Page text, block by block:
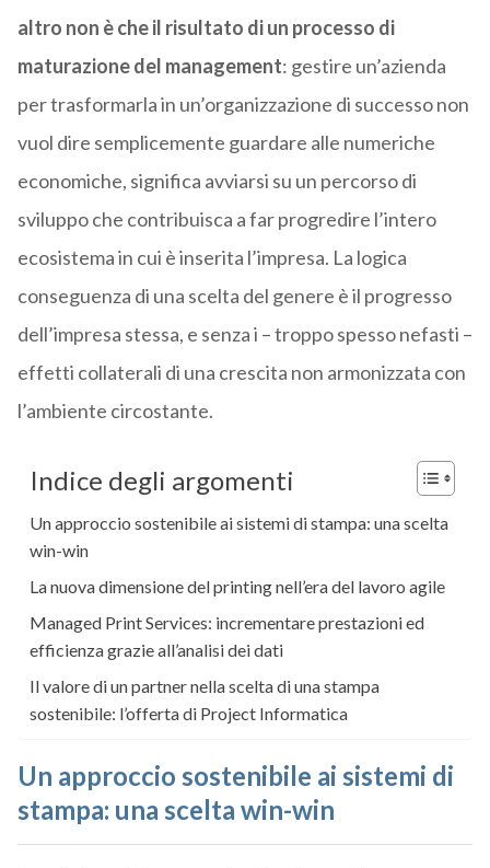
altro non è che il risultato di un processo di
maturazione del management: gestire un’azienda
per trasformarla in un’organizzazione di successo non
vuol dire semplicemente guardare alle numeriche
economiche, significa avviarsi su un percorso di
sviluppo che contribuisca a far progredire l’intero
ecosistema in cui è inserita l’impresa. La logica
conseguenza di una scelta del genere è il progresso
dell’impresa stessa, e senza i – troppo spesso nefasti –
effetti collaterali di una crescita non armonizzata con
l’ambiente circostante.
Indice degli argomenti
Un approccio sostenibile ai sistemi di stampa: una scelta
win-win
La nuova dimensione del printing nell’era del lavoro agile
Managed Print Services: incrementare prestazioni ed
efficienza grazie all’analisi dei dati
Il valore di un partner nella scelta di una stampa
sostenibile: l’offerta di Project Informatica
Un approccio sostenibile ai sistemi di
stampa: una scelta win-win